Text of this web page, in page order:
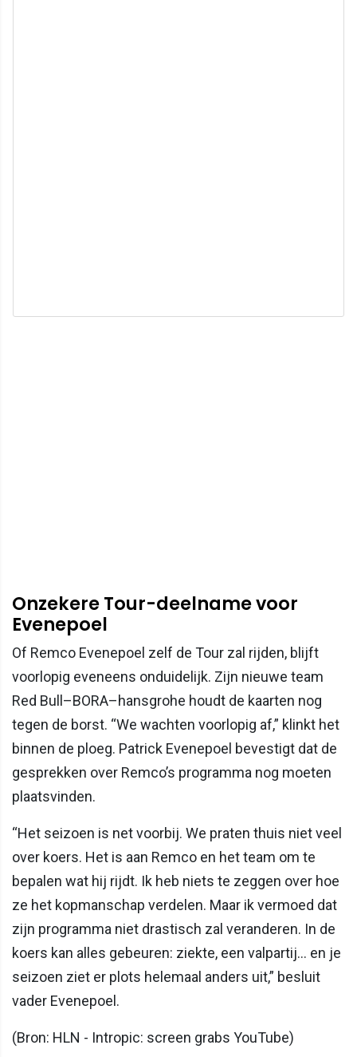
Onzekere Tour-deelname voor
Evenepoel
Of Remco Evenepoel zelf de Tour zal rijden, blijft
voorlopig eveneens onduidelijk. Zijn nieuwe team
Red Bull–BORA–hansgrohe houdt de kaarten nog
tegen de borst. “We wachten voorlopig af,” klinkt het
binnen de ploeg. Patrick Evenepoel bevestigt dat de
gesprekken over Remco’s programma nog moeten
plaatsvinden.
“Het seizoen is net voorbij. We praten thuis niet veel
over koers. Het is aan Remco en het team om te
bepalen wat hij rijdt. Ik heb niets te zeggen over hoe
ze het kopmanschap verdelen. Maar ik vermoed dat
zijn programma niet drastisch zal veranderen. In de
koers kan alles gebeuren: ziekte, een valpartij… en je
seizoen ziet er plots helemaal anders uit,” besluit
vader Evenepoel.
(Bron: HLN - Intropic: screen grabs YouTube)